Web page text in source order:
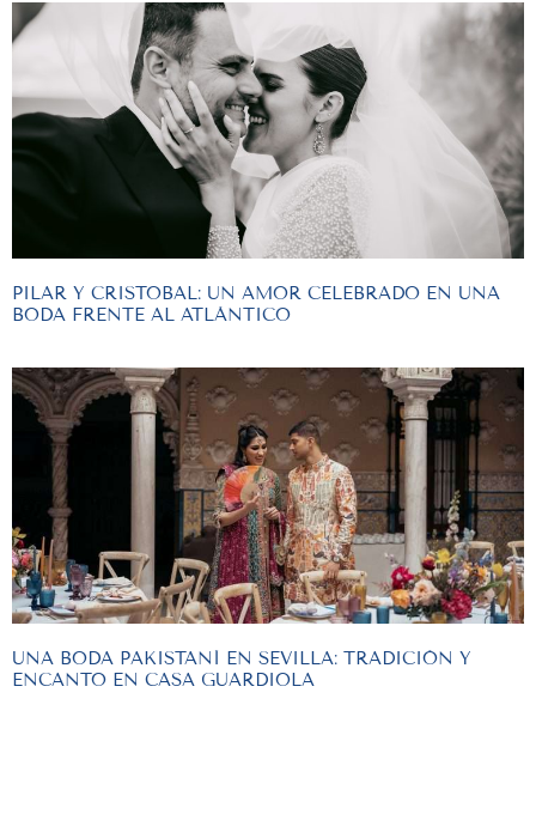
PILAR Y CRISTOBAL: UN AMOR CELEBRADO EN UNA
BODA FRENTE AL ATLÁNTICO
UNA BODA PAKISTANÍ EN SEVILLA: TRADICIÓN Y
ENCANTO EN CASA GUARDIOLA